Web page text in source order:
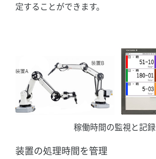
定することができます。
稼働時間の監視と記録
装置の処理時間を管理